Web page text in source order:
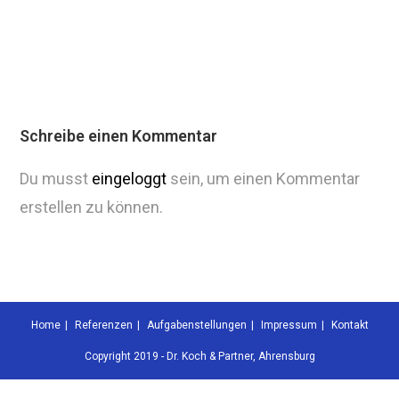
Schreibe einen Kommentar
Du musst eingeloggt sein, um einen Kommentar
erstellen zu können.
Home Referenzen Aufgabenstellungen Impressum Kontakt
Copyright 2019 - Dr. Koch & Partner, Ahrensburg